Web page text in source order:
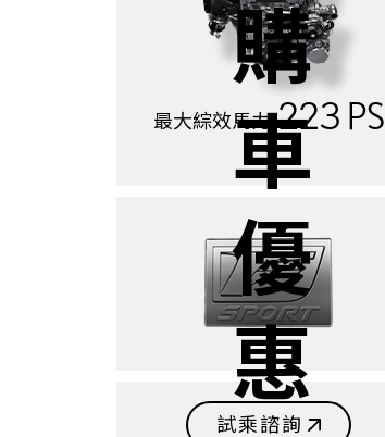
最大綜效馬力 223 PS
試乘諮詢
購車優惠